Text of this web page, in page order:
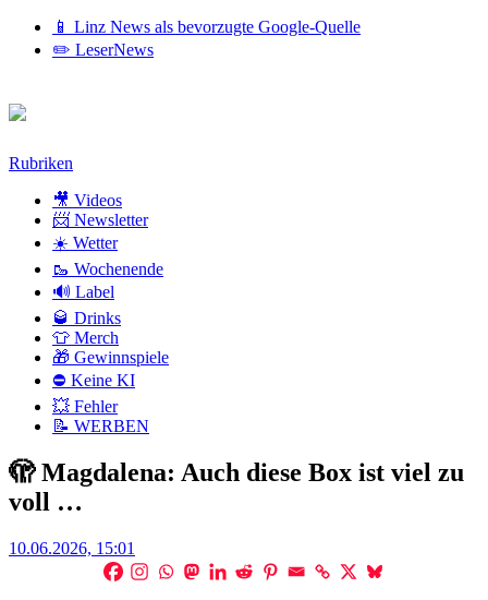
📱 Linz News als bevorzugte Google-Quelle
✏️ LeserNews
Zum
Rubriken
🎥 Videos
📨 Newsletter
☀️ Wetter
🥾 Wochenende
🔊 Label
🥃 Drinks
👕 Merch
🎁 Gewinnspiele
⛔ Keine KI
💥 Fehler
📝 WERBEN
🫣 Magdalena: Auch diese Box ist viel zu
voll …
Posted
10.06.2026, 15:01